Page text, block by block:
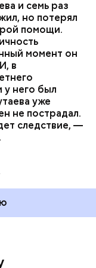
и семь раз
но потерял
помощи.
момент он
в
у него был
уже
не пострадал.
следствие, —
быть
и хорошей
— мои
в любви и
местной